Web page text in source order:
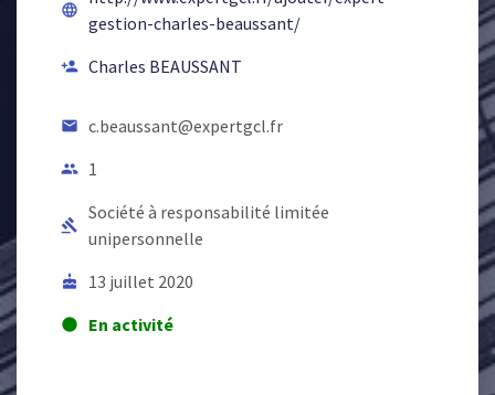
language
gestion-charles-beaussant/
person_add Charles BEAUSSANT
email c.beaussant@expertgcl.fr
people 1
gavel
Société à responsabilité limitée
unipersonnelle
cake 13 juillet 2020
lens En activité